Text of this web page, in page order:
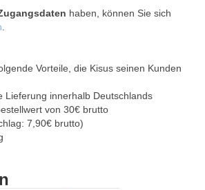
haben, können Sie sich
.
Vorteile, die Kisus seinen Kunden
Lieferung innerhalb Deutschlands
von 30€ brutto
7,90€ brutto)